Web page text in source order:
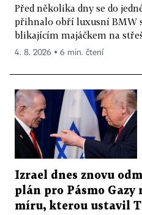
Před několika dny se do
přihnalo obří luxusní BMW
blikajícím majáčkem na
4. 8. 2026 ▪ 6 min. čtení
Izrael dnes znovu
plán pro Pásmo Gazy
míru, kterou ustavil